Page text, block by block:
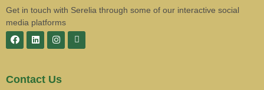
Get in touch with Serelia through some of our interactive social
media platforms
Contact Us